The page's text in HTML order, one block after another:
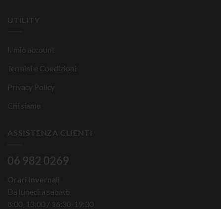
UTILITY
Il mio account
Termini e Condizioni
Privacy Policy
Chi siamo
ASSISTENZA CLIENTI
06 982 0269
Orari Invernali
Da lunedì a sabato
8:00-13:00 / 16:30-19:30